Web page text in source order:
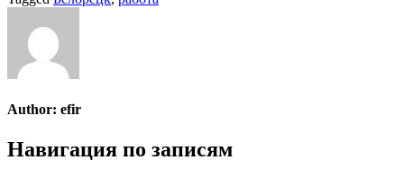
Author: efir
Навигация по записям